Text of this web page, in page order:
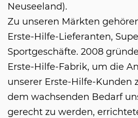
Neuseeland).
Zu unseren Märkten
Erste-Hilfe-Lieferanten,
Sportgeschäfte. 2008
Erste-Hilfe-Fabrik, um die
unserer Erste-Hilfe-Kunden
dem wachsenden Bedarf
gerecht zu werden,